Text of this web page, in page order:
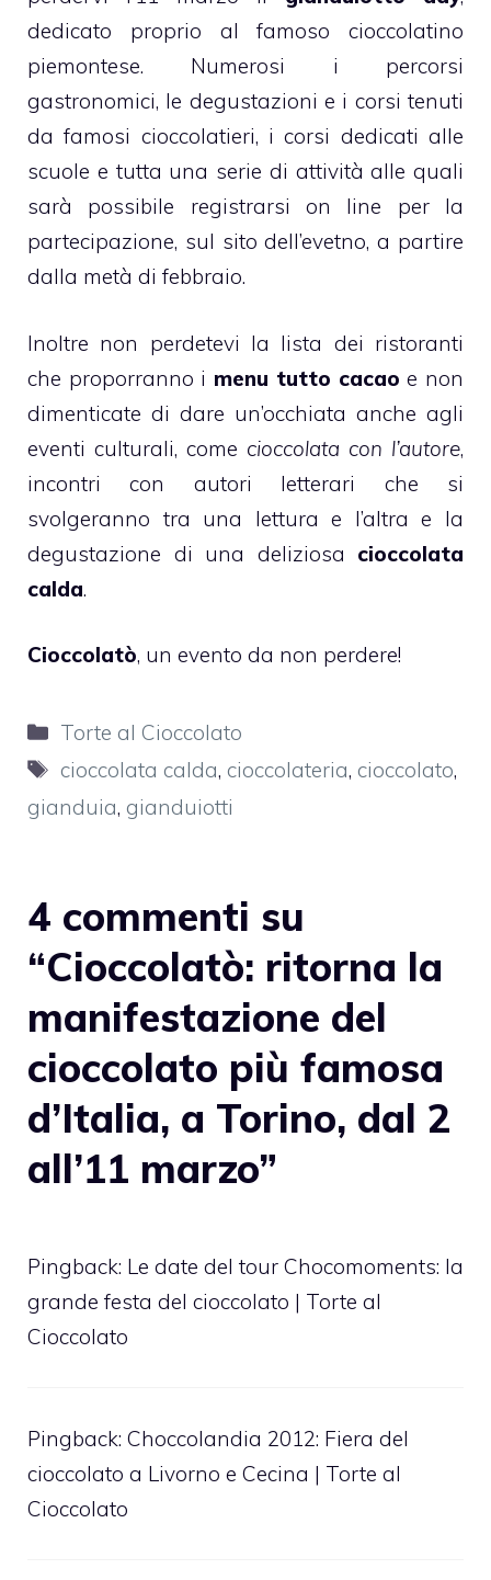
dedicato proprio al famoso cioccolatino
piemontese. Numerosi i percorsi
gastronomici, le degustazioni e i corsi tenuti
da famosi cioccolatieri, i corsi dedicati alle
scuole e tutta una serie di attività alle quali
sarà possibile registrarsi on line per la
partecipazione, sul sito dell’evetno, a partire
dalla metà di febbraio.
Inoltre non perdetevi la lista dei ristoranti
che proporranno i menu tutto cacao e non
dimenticate di dare un’occhiata anche agli
eventi culturali, come cioccolata con l’autore,
incontri con autori letterari che si
svolgeranno tra una lettura e l’altra e la
degustazione di una deliziosa cioccolata
calda.
Cioccolatò, un evento da non perdere!
Categorie
Torte al Cioccolato
Tag
cioccolata calda, cioccolateria, cioccolato,
gianduia, gianduiotti
4 commenti su
“Cioccolatò: ritorna la
manifestazione del
cioccolato più famosa
d’Italia, a Torino, dal 2
all’11 marzo”
Pingback: Le date del tour Chocomoments: la
grande festa del cioccolato | Torte al
Cioccolato
Pingback: Choccolandia 2012: Fiera del
cioccolato a Livorno e Cecina | Torte al
Cioccolato